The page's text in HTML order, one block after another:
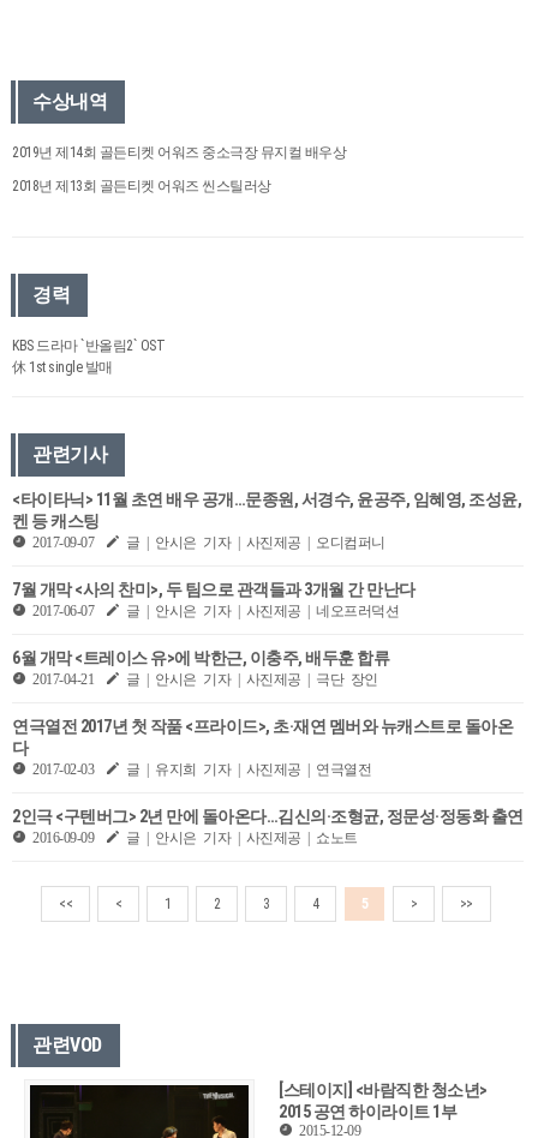
수상내역
2019년 제14회 골든티켓 어워즈 중소극장 뮤지컬 배우상
2018년 제13회 골든티켓 어워즈 씬스틸러상
경력
KBS 드라마 `반올림2` OST
休 1st single 발매
관련기사
<타이타닉> 11월 초연 배우 공개…문종원, 서경수, 윤공주, 임혜영, 조성윤,
켄 등 캐스팅
2017-09-07 글 | 안시은 기자 | 사진제공 | 오디컴퍼니
7월 개막 <사의 찬미>, 두 팀으로 관객들과 3개월 간 만난다
2017-06-07 글 | 안시은 기자 | 사진제공 | 네오프러덕션
6월 개막 <트레이스 유>에 박한근, 이충주, 배두훈 합류
2017-04-21 글 | 안시은 기자 | 사진제공 | 극단 장인
연극열전 2017년 첫 작품 <프라이드>, 초·재연 멤버와 뉴캐스트로 돌아온
다
2017-02-03 글 | 유지희 기자 | 사진제공 | 연극열전
2인극 <구텐버그> 2년 만에 돌아온다…김신의·조형균, 정문성·정동화 출연
2016-09-09 글 | 안시은 기자 | 사진제공 | 쇼노트
<< < 1 2 3 4 5 > >>
관련VOD
[스테이지] <바람직한 청소년>
2015 공연 하이라이트 1부
2015-12-09